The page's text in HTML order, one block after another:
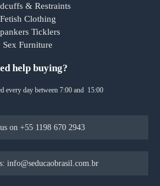
& Restraints
Fetish Clothing
Ticklers
Sex Furniture
help buying?
every day between 7:00 and 15:00
on +55 1198 670 2943
info@seducaobrasil.com.br